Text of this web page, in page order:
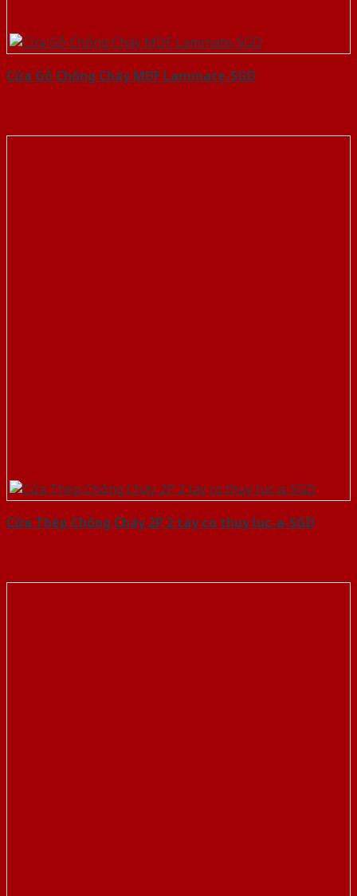
Cửa Gỗ Chống Cháy MDF Laminate-SGD
Cửa Thép Chống Cháy 2P 2 tay co thuy luc-a-SGD